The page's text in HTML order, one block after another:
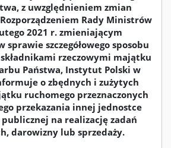
z uwzględnieniem zmian
Rady Ministrów
2021 r. zmieniającym
sprawie szczegółowego sposobu
rzeczowymi majątku
Państwa, Instytut Polski w
o zbędnych i zużytych
ruchomego przeznaczonych
przekazania innej jednostce
na realizację zadań
darowizny lub sprzedaży.